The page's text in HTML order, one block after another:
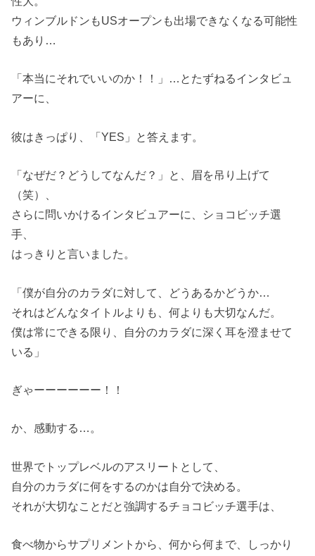
ウィンブルドンもUSオープンも出場できなくなる可能性
もあり…
「本当にそれでいいのか！！」…とたずねるインタビュ
アーに、
彼はきっぱり、「YES」と答えます。
「なぜだ？どうしてなんだ？」と、眉を吊り上げて
（笑）、
さらに問いかけるインタビュアーに、ショコビッチ選
手、
はっきりと言いました。
「僕が自分のカラダに対して、どうあるかどうか…
それはどんなタイトルよりも、何よりも大切なんだ。
僕は常にできる限り、自分のカラダに深く耳を澄ませて
いる」
ぎゃーーーーーー！！
か、感動する…。
世界でトップレベルのアスリートとして、
自分のカラダに何をするのかは自分で決める。
それが大切なことだと強調するチョコビッチ選手は、
食べ物からサプリメントから、何から何まで、しっかり